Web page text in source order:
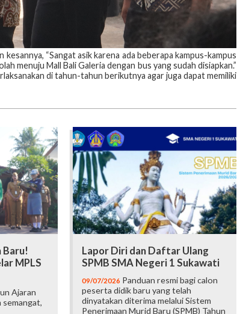
“Sangat asik karena ada beberapa kampus-kampus
menuju Mall Bali Galeria dengan bus yang sudah disiapkan.”
di tahun-tahun berikutnya agar juga dapat memiliki
Baru!
MPLS
Ajaran
Lapor Diri dan Daftar Ulang
SPMB SMA Negeri 1 Sukawati
09/07/2026 Panduan resmi bagi calon
peserta didik baru yang telah
dinyatakan diterima melalui Sistem
Penerimaan Murid Baru (SPMB) Tahun